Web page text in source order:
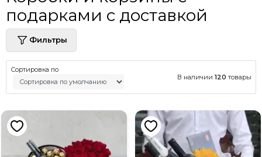
подарками с доставкой
Фильтры
Сортировка по
В наличии 120 товары